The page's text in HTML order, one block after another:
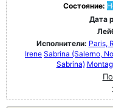
Состояние:
Дата
Исполнители: Paris,
Irene Sabrina (Salerno,
Sabrina)